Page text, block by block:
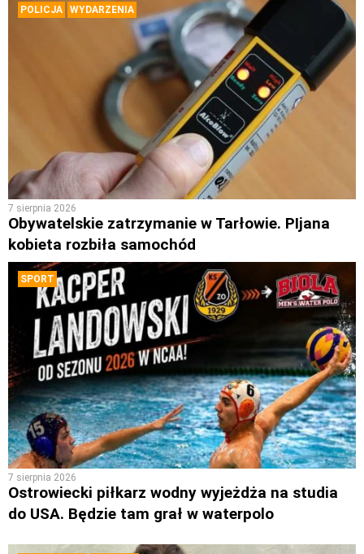
POLICJA WYDARZENIA
7 sierpnia 2026
Obywatelskie zatrzymanie w Tarłowie. PIjana
kobieta rozbiła samochód
SPORT
7 sierpnia 2026
Ostrowiecki piłkarz wodny wyjeżdża na studia
do USA. Będzie tam grał w waterpolo